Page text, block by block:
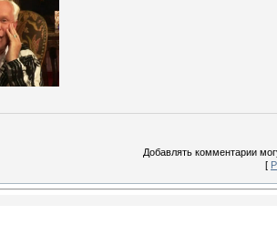
Добавлять комментарии
[